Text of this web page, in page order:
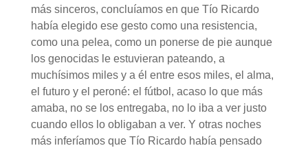
más sinceros, concluíamos en que Tío Ricardo
había elegido ese gesto como una resistencia,
como una pelea, como un ponerse de pie aunque
los genocidas le estuvieran pateando, a
muchísimos miles y a él entre esos miles, el alma,
el futuro y el peroné: el fútbol, acaso lo que más
amaba, no se los entregaba, no lo iba a ver justo
cuando ellos lo obligaban a ver. Y otras noches
más inferíamos que Tío Ricardo había pensado